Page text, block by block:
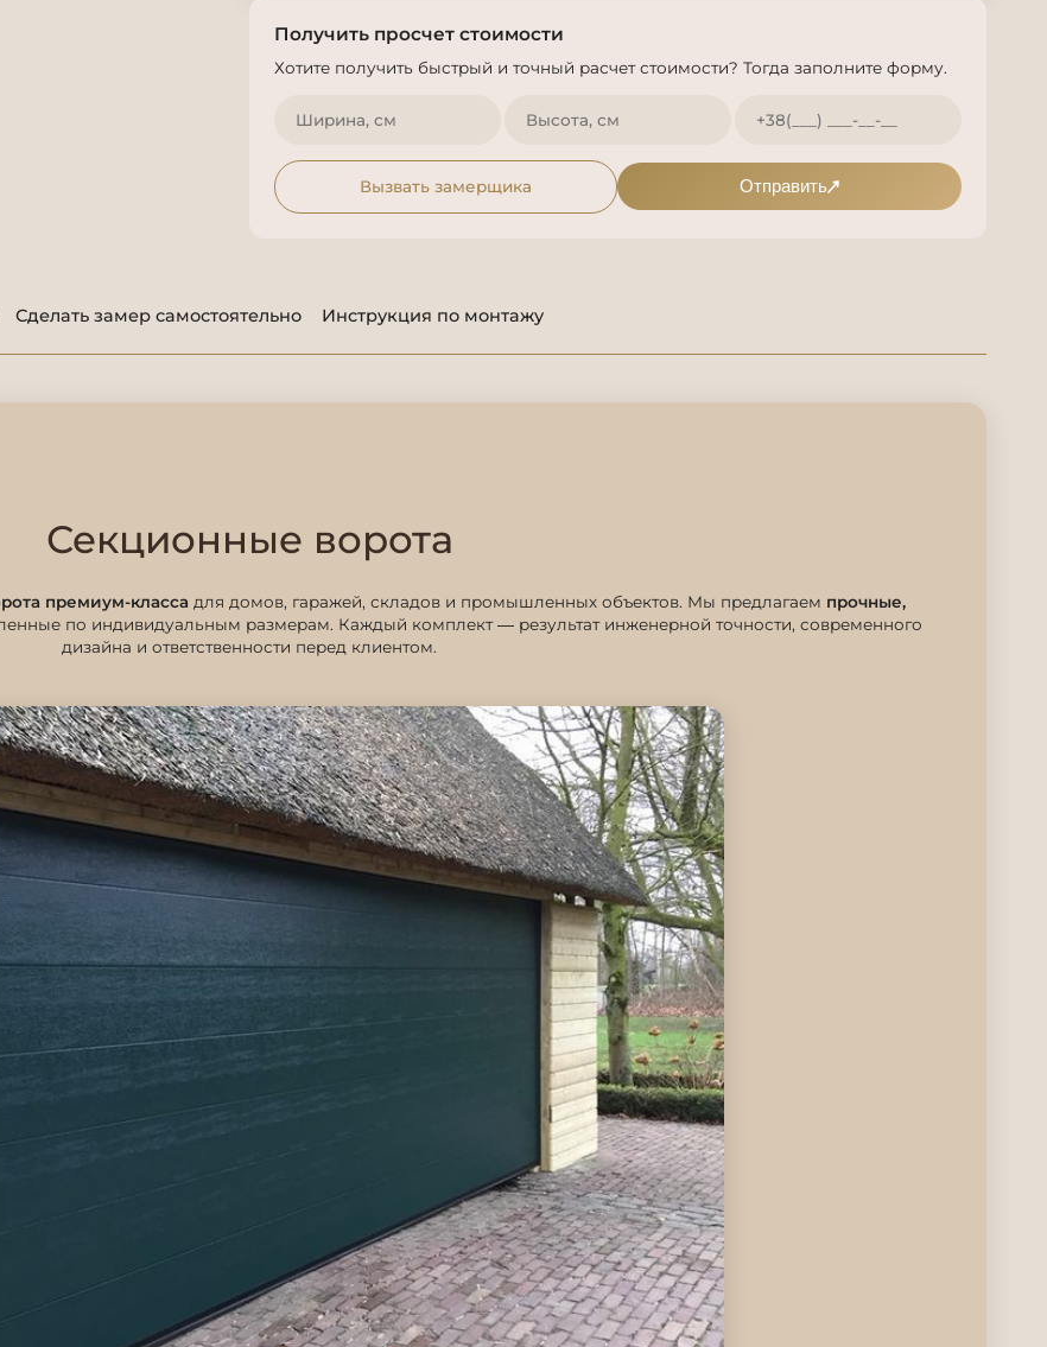
Получить просчет стоимости
Хотите получить быстрый и точный расчет стоимости? Тогда заполните форму.
Вызвать замерщика Отправить
Сделать замер самостоятельно Инструкция по монтажу
Секционные ворота
премиум-классадля домов, гаражей, складов и промышленных объектов. Мы предлагаем прочные,
по индивидуальным размерам. Каждый комплект — результат инженерной точности, современного
дизайна и ответственности перед клиентом.